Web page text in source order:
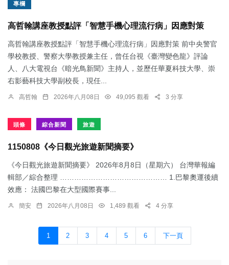
專欄
高哲翰講座教授點評「智慧手機心理流行病」因應對策
高哲翰講座教授點評「智慧手機心理流行病」因應對策 前中央警官
學校教授、警察大學教授兼主任，曾任台視《臺灣變色龍》評論
人、八大電視台《暗光鳥新聞》主持人，並歷任華夏科技大學、崇
右影藝科技大學副校長，現任...
高哲翰 2026年八月08日 49,095 觀看 3 分享
頭條 綜合新聞 旅遊
1150808《今日觀光旅遊新聞摘要》
《今日觀光旅遊新聞摘要》 2026年8月8日（星期六） 台灣華報編
輯部／綜合整理 ……………………………………… 1.​巴黎奧運後續
效應： 法國巴黎在大型國際賽事...
簡安 2026年八月08日 1,489 觀看 4 分享
1 2 3 4 5 6 下一頁